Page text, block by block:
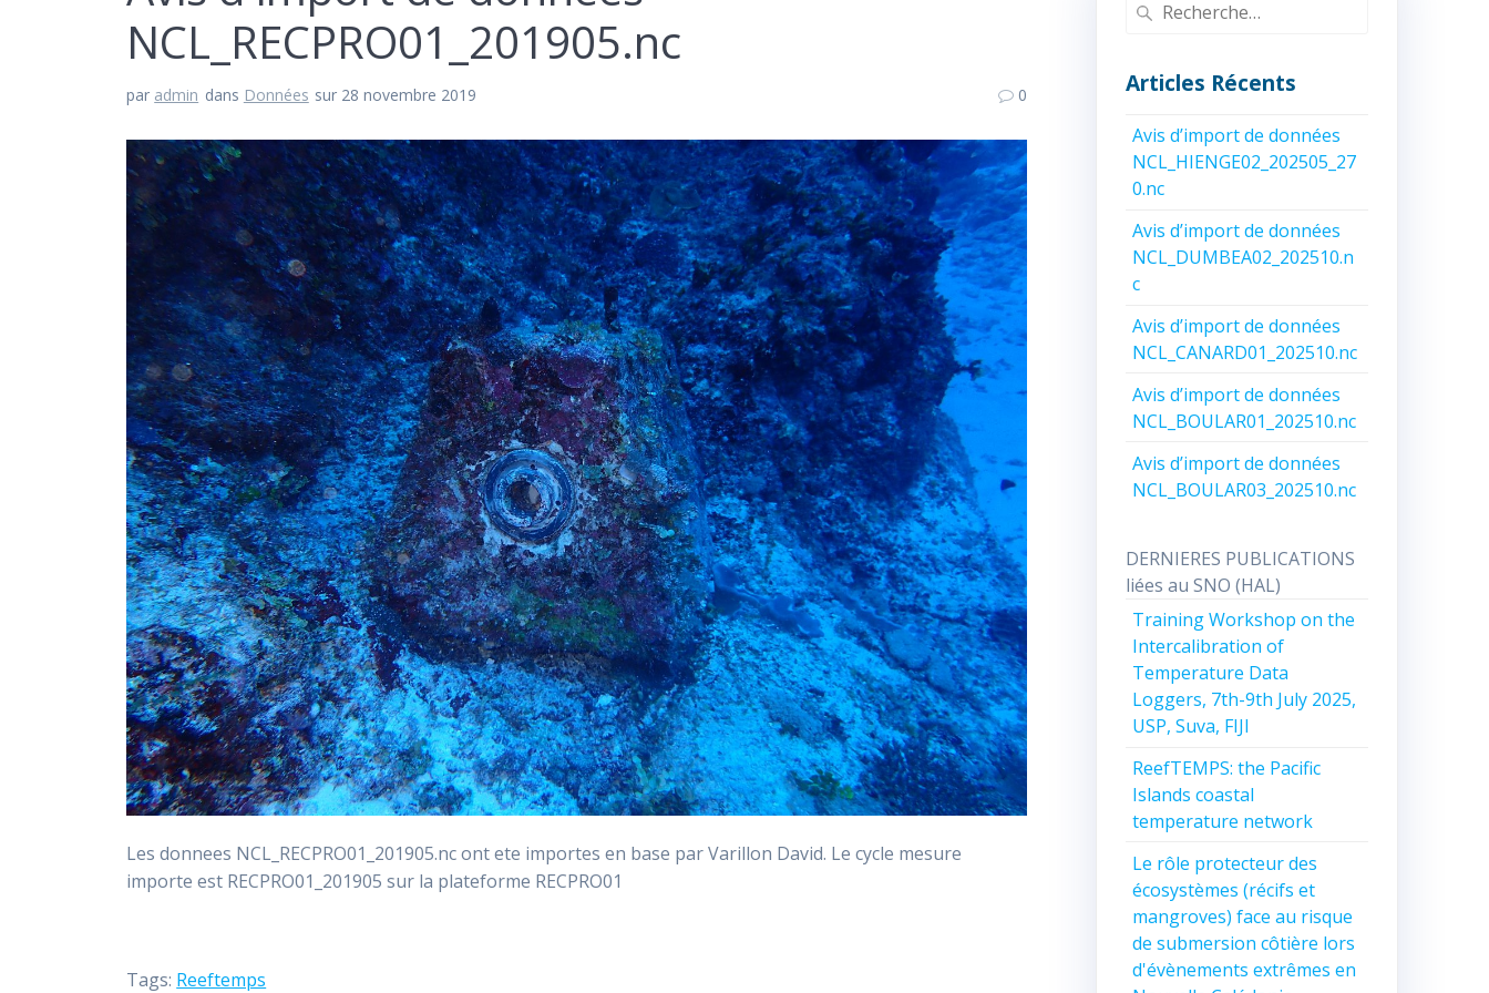
NCL_RECPRO01_201905.nc
par admin dans Données sur 28 novembre 2019 0
Les donnees NCL_RECPRO01_201905.nc ont ete importes en base par Varillon David. Le cycle mesure
importe est RECPRO01_201905 sur la plateforme RECPRO01
Tags: Reeftemps
Articles Récents
Avis d’import de données
NCL_HIENGE02_202505_27
0.nc
Avis d’import de données
NCL_DUMBEA02_202510.n
c
Avis d’import de données
NCL_CANARD01_202510.nc
Avis d’import de données
NCL_BOULAR01_202510.nc
Avis d’import de données
NCL_BOULAR03_202510.nc
DERNIERES PUBLICATIONS
liées au SNO (HAL)
Training Workshop on the
Intercalibration of
Temperature Data
Loggers, 7th-9th July 2025,
USP, Suva, FIJI
ReefTEMPS: the Pacific
Islands coastal
temperature network
Le rôle protecteur des
écosystèmes (récifs et
mangroves) face au risque
de submersion côtière lors
d'évènements extrêmes en